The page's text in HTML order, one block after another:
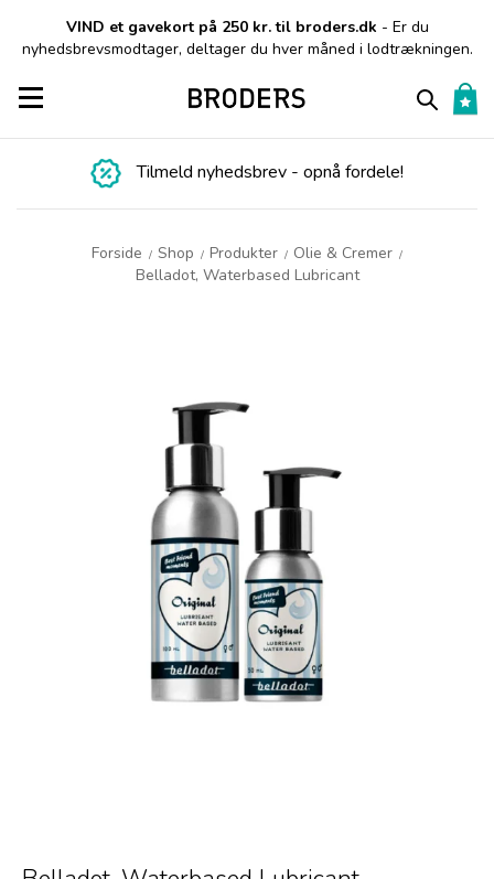
VIND et gavekort på 250 kr. til broders.dk - Er du
nyhedsbrevsmodtager, deltager du hver måned i lodtrækningen.
Toggle navigation
Tilmeld nyhedsbrev - opnå fordele!
Forside / Shop / Produkter / Olie & Cremer /
Belladot, Waterbased Lubricant